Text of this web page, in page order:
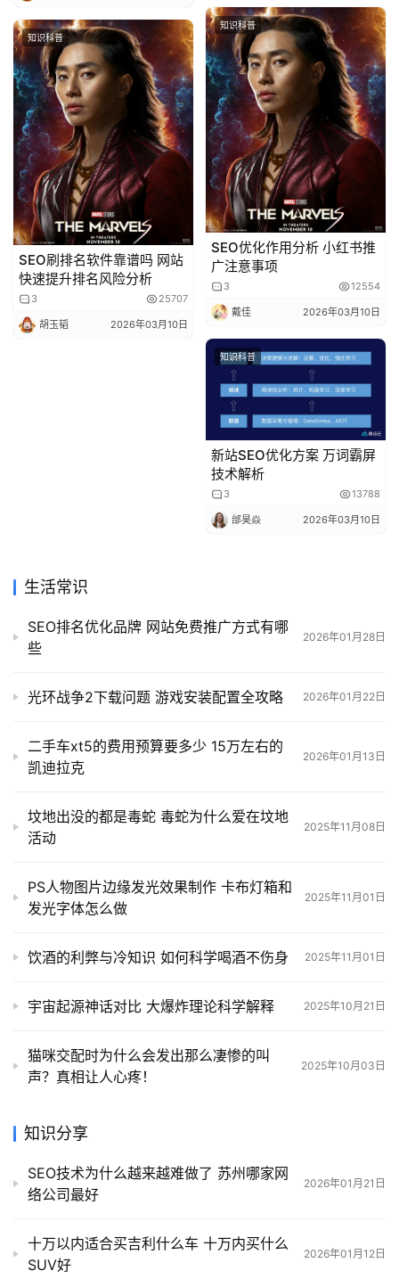
知识科普
SEO优化作用分析 小红书推
广注意事项
3 12554
戴佳 2026年03月10日
知识科普
SEO刷排名软件靠谱吗 网站
快速提升排名风险分析
3 25707
胡玉韬 2026年03月10日
知识科普
新站SEO优化方案 万词霸屏
技术解析
3 13788
邰昊焱 2026年03月10日
生活常识
SEO排名优化品牌 网站免费推广方式有哪
些
2026年01月28日
光环战争2下载问题 游戏安装配置全攻略 2026年01月22日
二手车xt5的费用预算要多少 15万左右的
凯迪拉克
2026年01月13日
坟地出没的都是毒蛇 毒蛇为什么爱在坟地
活动
2025年11月08日
PS人物图片边缘发光效果制作 卡布灯箱和
发光字体怎么做
2025年11月01日
饮酒的利弊与冷知识 如何科学喝酒不伤身 2025年11月01日
宇宙起源神话对比 大爆炸理论科学解释 2025年10月21日
猫咪交配时为什么会发出那么凄惨的叫
声？真相让人心疼！
2025年10月03日
知识分享
SEO技术为什么越来越难做了 苏州哪家网
络公司最好
2026年01月21日
十万以内适合买吉利什么车 十万内买什么
SUV好
2026年01月12日